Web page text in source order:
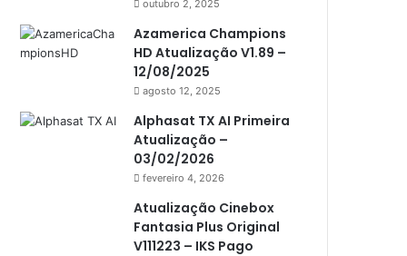
Atacado Games
Athomics Eon
Athomics i3
Athomics i3 Bold
Athomics Inspire Qi
Athomics inspire Qi Compact
outubro 2, 2025
Azamerica Champions
HD Atualização V1.89 –
12/08/2025
agosto 12, 2025
Alphasat TX AI Primeira
Atualização –
03/02/2026
fevereiro 4, 2026
Atualização Cinebox
Fantasia Plus Original
V111223 – IKS Pago